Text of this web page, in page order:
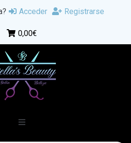
Acceder Registrarse
0,00€